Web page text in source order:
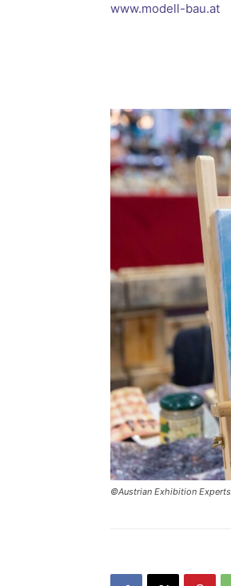
www.modell-bau.at
©Austrian Exhibition Experts